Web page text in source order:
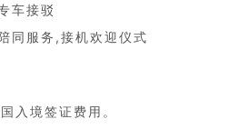
车接驳
同服务,接机欢迎仪式
入境签证费用。